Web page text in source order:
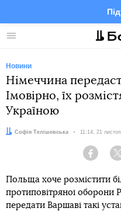
Меню
Новини
Німеччина
Імовірно, їх
Україною
Автор:
Софія Телішевська Дата:
11:14, 21
Польща хоче розмістити
протиповітряної оборони
передати Варшаві такі